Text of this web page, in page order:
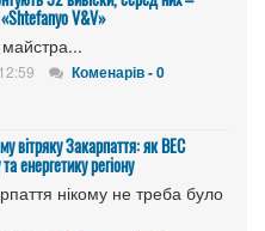
«Shtefanyo V&V»
майстра...
Коменарів - 0
вітряку Закарпаття: як ВЕС
енергетику регіону
нікому не треба було